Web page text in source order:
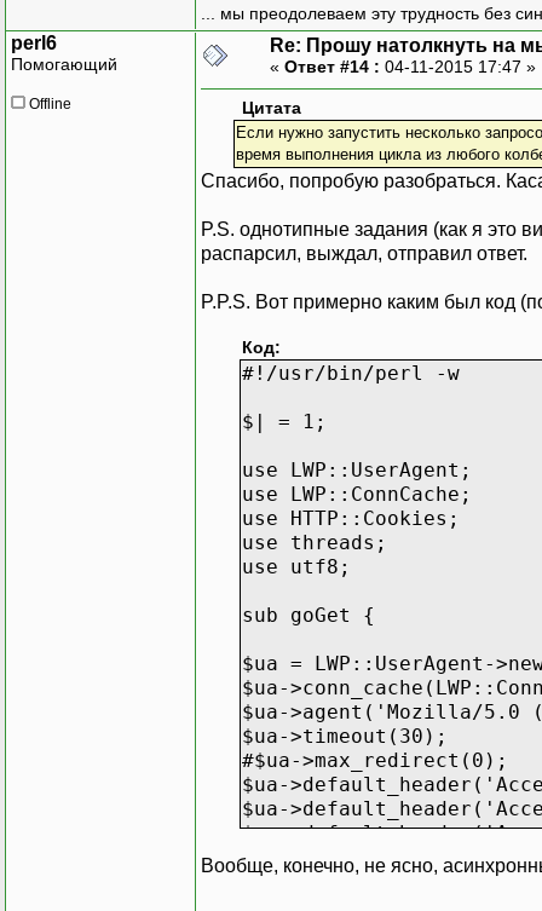
timeout =>
cookie_jar=> {
);
++
}
add_requestfor 1 .. 5;
EV::loop( );
... мы преодолеваем эту трудность без
perl6
Помогающий
Offline
Re: Прошу натолкнуть на
« Ответ #14 : 04-11-2015 17:47 »
Цитата
Если нужно запустить несколько
время выполнения цикла из любого
Спасибо, попробую разобраться.
P.S. однотипные задания (как я это
распарсил, выждал, отправил ответ.
P.P.S. Вот примерно каким был код
Код:
#!/usr/bin/perl -w
$| = 1;
use LWP::UserAgent;
use LWP::ConnCache;
use HTTP::Cookies;
use threads;
use utf8;
sub goGet {
$ua = LWP::UserAgent-
$ua-
$ua->agent('Mozilla/5.0
$ua->timeout(30);
#$ua->max_redirect(0);
$ua-
$ua-
$ua-
$ua-
$cookie_jar =
Вообще, конечно, не ясно,